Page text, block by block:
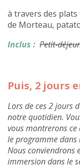
à travers des plats
de Morteau,
Inclus : Petit-
Puis, 2 jours
Lors de ces 2 jours
notre quotidien.
vous montrerons
le programme dans
Nous conviendrons
immersion dans le